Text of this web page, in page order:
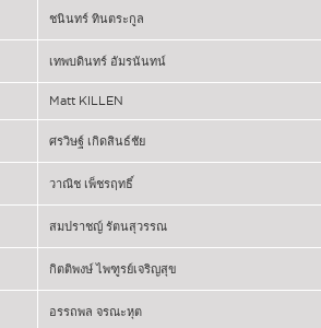
ชนินทร์ ทินตระกูล
เทพบดินทร์ อัมรนันทน์
Matt KILLEN
ศรวิษฐ์ เกิดสินธ์ชัย
วาณิช เพ็ชรฤทธิ์
สมปราชญ์ รัตนสุวรรณ
กิตติพงษ์ ไพฑูรย์เจริญสุข
อรรถพล จรณะหุต